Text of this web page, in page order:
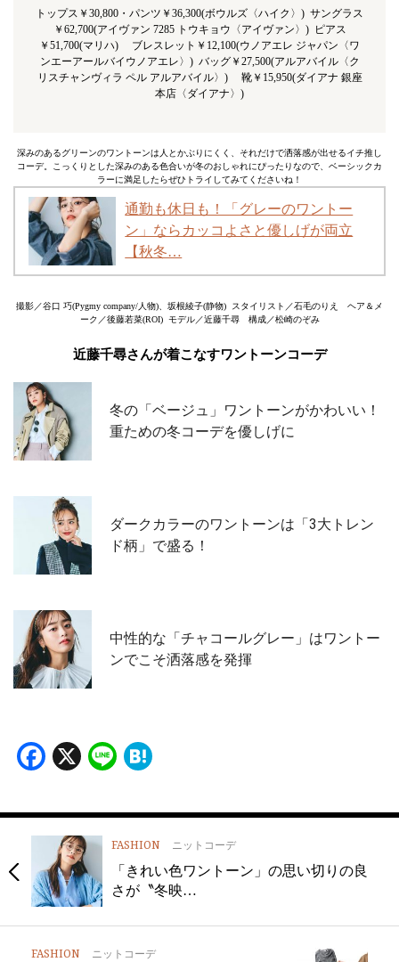
トップス￥30,800・パンツ￥36,300(ボウルズ〈ハイク〉) サングラス
￥62,700(アイヴァン 7285 トウキョウ〈アイヴァン〉) ピアス
￥51,700(マリハ) ブレスレット￥12,100(ウノアエレ ジャパン〈ワ
ンエーアールバイウノアエレ〉) バッグ￥27,500(アルアバイル〈ク
リスチャンヴィラ ペル アルアバイル〉) 靴￥15,950(ダイアナ 銀座
本店〈ダイアナ〉)
深みのあるグリーンのワントーンは人とかぶりにくく、それだけで洒落感が出せるイチ推し
コーデ。こっくりとした深みのある色合いが冬のおしゃれにぴったりなので、ベーシックカ
ラーに満足したらぜひトライしてみてくださいね！
通勤も休日も！「グレーのワントー
ン」ならカッコよさと優しげが両立
【秋冬…
撮影／谷口 巧(Pygmy company/人物)、坂根綾子(静物) スタイリスト／石毛のりえ ヘア＆メ
ーク／後藤若菜(ROI) モデル／近藤千尋 構成／松崎のぞみ
近藤千尋さんが着こなすワントーンコーデ
冬の「ベージュ」ワントーンがかわいい！
重ための冬コーデを優しげに
ダークカラーのワントーンは「3大トレン
ド柄」で盛る！
中性的な「チャコールグレー」はワントー
ンでこそ洒落感を発揮
Facebook
X Line
FASHION ニットコーデ
「きれい色ワントーン」の思い切りの良
さが〝冬映…
FASHION ニットコーデ